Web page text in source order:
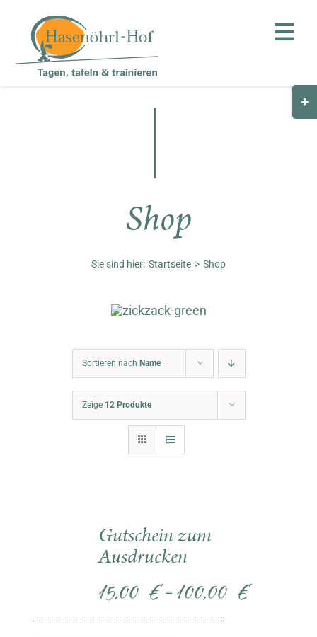
springen
Unternehmen
Shop
Sie sind hier: Startseite Shop
Sortieren nach Name
Zeige 12 Produkte
Gutschein zum
Ausdrucken
15,00€ – 100,00€